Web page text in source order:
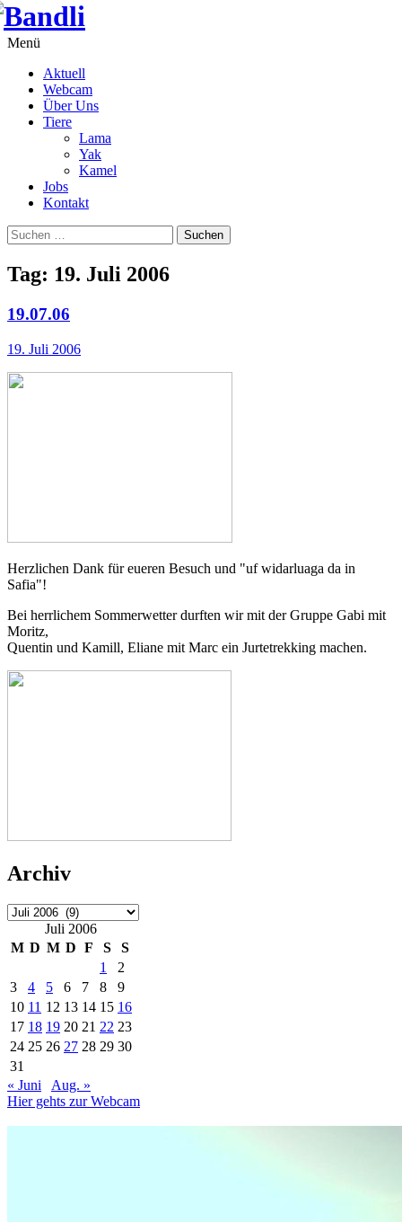
Springe
zum
Inhalt
Menü
Aktuell
Webcam
Über Uns
Tiere
Lama
Yak
Kamel
Jobs
Kontakt
Suchen
nach:
Tag: 19. Juli 2006
19.07.06
19. Juli 2006
Herzlichen Dank für eueren Besuch und "uf widarluaga da in
Safia"!
Bei herrlichem Sommerwetter durften wir mit der Gruppe Gabi mit
Moritz,
Quentin und Kamill, Eliane mit Marc ein Jurtetrekking machen.
Archiv
Archiv
Juli 2006
M D M D F S
S
1
2
3
4 5 6 7 8
9
10 11 12 13 14 15 16
17 18 19 20 21 22 23
24 25 26 27 28 29 30
31
« Juni
Aug. »
Hier gehts zur Webcam